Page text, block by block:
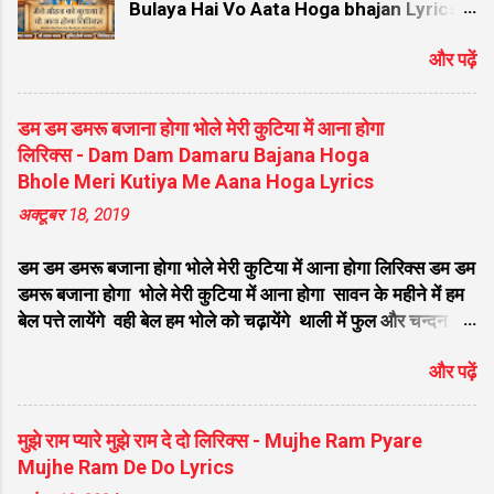
Bulaya Hai Vo Aata Hoga bhajan Lyrics:
भरा यह भजन भक्तों के बीच बेहद लोकप्रिय है। इस
सुंदर भजन को सुप्रसिद्ध गायक सुमित सैनी (Sumit
Saini) जी ने अपनी मधुर आवाज में गाया है। इस भजन
में एक भक्त की अपने आराध्य कन्हैया के प्रति प्रतीक्षा
और उनके आने का गहरा विश्वास झलकता है। कव्वाली
और गज़ल की खूबसूरत तर्ज पर आधारित यह भजन
सीधे दिल को छू जाता है। यदि आप भी इस
आपको मैंने मोहन को बुलाया है वो आता होगा लिरिक्स
हिंदी और इंग्लिश (Hindi/English) दोनों भाषाओं में
मिलेंगे। 🎵 भजन विवरण (Song Details) 🎵 श्रेणी
होगा लिरिक्स (Maine Mohan Ko Bulaya Hai
Lyrics) मुख्य गायक सुमित सैनी (Sumit Saini) -
प्रसिद्ध कृष्ण भजन गायक भजन के लेखक पारंपरिक /
पारंपरिक सूफियाना रचना (Maine Mohan Ko
Bulaya Hai O...
और पढ़ें
डम डम डमरू बजाना होगा भोले मेरी कुटिया में आना होगा
लिरिक्स - Dam Dam Damaru Bajana Hoga
Bhole Meri Kutiya Me Aana Hoga Lyrics
अक्टूबर 18, 2019
डम डम डमरू बजाना होगा भोले मेरी कुटिया में आना होगा लिरिक्स डम डम
डमरू बजाना होगा भोले मेरी कुटिया में आना होगा सावन के महीने में हम
बेल पत्ते लायेंगे वही बेल हम भोले को चढ़ायेंगे थाली में फुल और चन्दन
कुटिया में आना होगा सावन के महीने में हम गंगा जल लायेंगे वही गंगाजल
हम भोले को चढ़ायेंगे फिर तो भजन और किर्तन होगा भोले मेरी कुटिया में
आना होगा डम डम डमरू बजाना होगा भोले मेरी कुटिया में आना होगा
सावन के महीने में हम गंगा रेत लायेंगे वही गंगा रेत हम शिवलिंग बनायेगे
फिर तो भोले का अभिनन्दन होगा भोले मेरी कुटिया में आना होगा डम डम
और पढ़ें
मुझे राम प्यारे मुझे राम दे दो लिरिक्स - Mujhe Ram Pyare
Mujhe Ram De Do Lyrics